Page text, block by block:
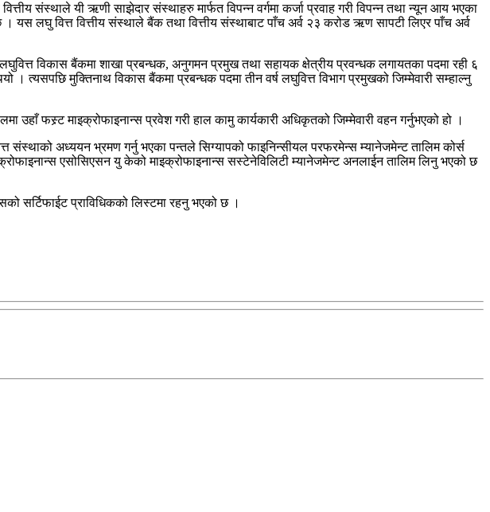
संस्थाले यी ऋणी साझेदार संस्थाहरु मार्फत विपन्न वर्गमा कर्जा प्रवाह गरी विपन्न तथा न्यून आय भएका
। यस लघु वित्त वित्तीय संस्थाले बैंक तथा वित्तीय संस्थाबाट पाँच अर्व २३ करोड ऋण सापटी लिएर पाँच अर्व
विकास बैंकमा शाखा प्रबन्धक, अनुगमन प्रमुख तथा सहायक क्षेत्रीय प्रवन्धक लगायतका पदमा रही ६
। त्यसपछि मुक्तिनाथ विकास बैंकमा प्रबन्धक पदमा तीन वर्ष लघुवित्त विभाग प्रमुखको जिम्मेवारी सम्हाल्नु
फस्र्ट माइक्रोफाइनान्स प्रवेश गरी हाल कामु कार्यकारी अधिकृतको जिम्मेवारी वहन गर्नुभएको हो ।
संस्थाको अध्ययन भ्रमण गर्नु भएका पन्तले सिग्यापको फाइनिन्सीयल परफरमेन्स म्यानेजमेन्ट तालिम कोर्स
एसोसिएसन यु केको माइक्रोफाइनान्स सस्टेनेविलिटी म्यानेजमेन्ट अनलाईन तालिम लिनु भएको छ
सर्टिफाईट प्राविधिकको लिस्टमा रहनु भएको छ ।